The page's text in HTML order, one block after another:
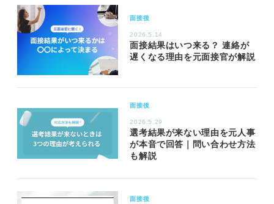
面接後
2026.5.14
面接結果はいつ来る？ 連絡が
遅くなる理由を元面接官が解説
面接後
2026.5.29
選考結果が来ない理由を元人事
が本音で回答｜問い合わせ方法
も解説
面接後